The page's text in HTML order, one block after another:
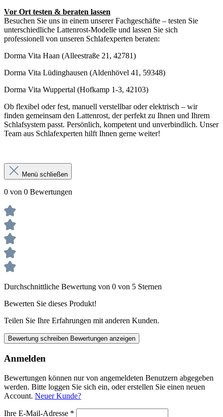
Vor Ort testen & beraten lassen
Besuchen Sie uns in einem unserer Fachgeschäfte – testen Sie
unterschiedliche Lattenrost-Modelle und lassen Sie sich
professionell von unseren Schlafexperten beraten:
Dorma Vita Haan (Alleestraße 21, 42781)
Dorma Vita Lüdinghausen (Aldenhövel 41, 59348)
Dorma Vita Wuppertal (Hofkamp 1-3, 42103)
Ob flexibel oder fest, manuell verstellbar oder elektrisch – wir
finden gemeinsam den Lattenrost, der perfekt zu Ihnen und Ihrem
Schlafsystem passt. Persönlich, kompetent und unverbindlich. Unser
Team aus Schlafexperten hilft Ihnen gerne weiter!
Menü schließen
0 von 0 Bewertungen
Durchschnittliche Bewertung von 0 von 5 Sternen
Bewerten Sie dieses Produkt!
Teilen Sie Ihre Erfahrungen mit anderen Kunden.
Bewertung schreiben Bewertungen anzeigen
Anmelden
Bewertungen können nur von angemeldeten Benutzern abgegeben
werden. Bitte loggen Sie sich ein, oder erstellen Sie einen neuen
Account. Neuer Kunde?
Ihre E-Mail-Adresse *